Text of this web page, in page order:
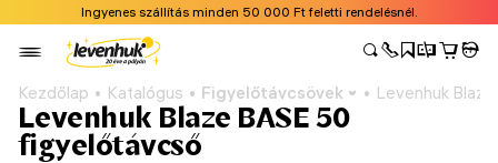
Ingyenes szállítás minden 50 000 Ft feletti rendelésnél.
Kezdőlap Katalógus Figyelőtávcsövek Levenhuk
Levenhuk Blaze BASE 50
figyelőtávcső